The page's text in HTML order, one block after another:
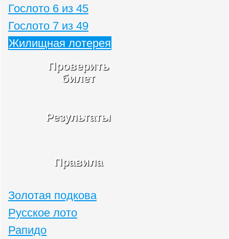
Гослото 6 из 45
Гослото 7 из 49
Жилищная лотерея
Проверить
билет
Результаты
Правила
Золотая подкова
Русское лото
Рапидо